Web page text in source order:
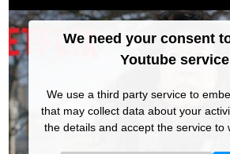
We need your consent
Youtube
We use a third party service to
that may collect data about your
the details and accept the service to